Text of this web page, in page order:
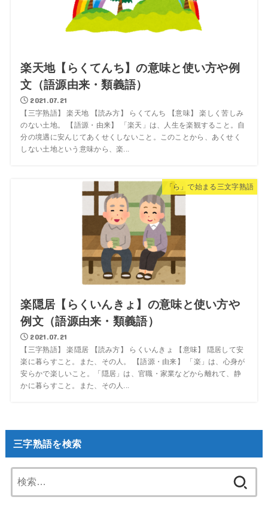
楽天地【らくてんち】の意味と使い方や例
文（語源由来・類義語）
2021.07.21
【三字熟語】 楽天地 【読み方】 らくてんち 【意味】 楽しく苦しみ
のない土地。 【語源・由来】 「楽天」は、人生を楽観すること。自
分の境遇に安んじてあくせくしないこと。このことから、あくせく
しない土地という意味から、楽...
「ら」で始まる三文字熟語
楽隠居【らくいんきょ】の意味と使い方や
例文（語源由来・類義語）
2021.07.21
【三字熟語】 楽隠居 【読み方】 らくいんきょ 【意味】 隠居して安
楽に暮らすこと。また、その人。 【語源・由来】 「楽」は、心身が
安らかで楽しいこと。「隠居」は、官職・家業などから離れて、静
かに暮らすこと。また、その人...
三字熟語を検索
索: